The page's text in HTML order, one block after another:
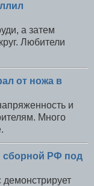
а затем
Любители
от ножа в
и
Много
сборной РФ под
демонстрирует